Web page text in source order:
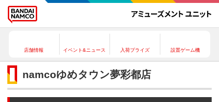
店舗情報 イベント&ニュース 入荷プライズ 設置ゲーム機
namcoゆめタウン夢彩都店